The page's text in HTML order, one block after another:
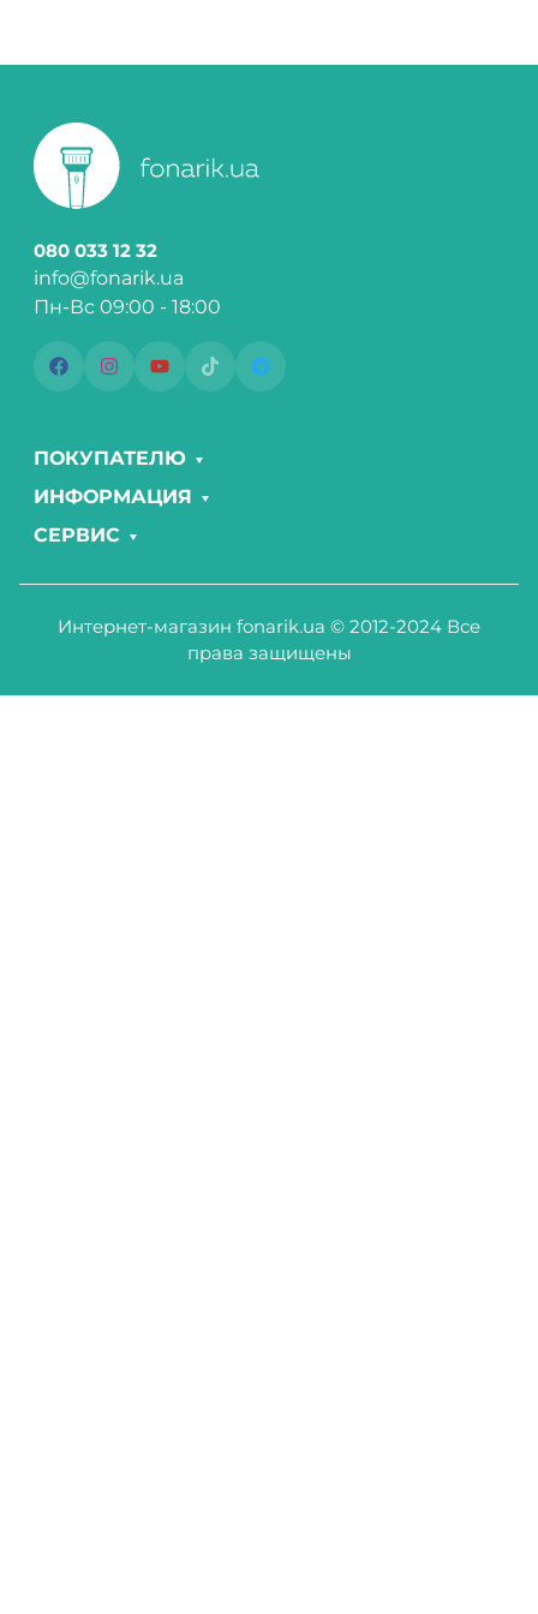
080 033 12 32
info@fonarik.ua
Пн-Вс 09:00 - 18:00
ПОКУПАТЕЛЮ
ИНФОРМАЦИЯ
СЕРВИС
Интернет-магазин fonarik.ua © 2012-2024 Все
права защищены